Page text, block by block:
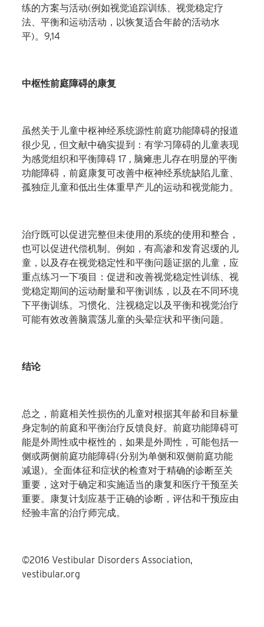
练的方案与活动(例如视觉追踪训练、视觉稳定疗
法、平衡和运动活动，以恢复适合年龄的活动水
平)。9,14
中枢性前庭障碍的康复
虽然关于儿童中枢神经系统源性前庭功能障碍的报道
很少见，但文献中确实提到 ：有学习障碍的儿童表现
为感觉组织和平衡障碍17 , 脑瘫患儿存在明显的平衡
功能障碍，前庭康复可改善中枢神经系统缺陷儿童、
孤独症儿童和低出生体重早产儿的运动和视觉能力。
治疗既可以促进完整但未使用的系统的使用和整合，
也可以促进代偿机制。例如，有高渗和发育迟缓的儿
童，以及存在视觉稳定性和平衡问题证据的儿童，应
重点练习一下项目：促进和改善视觉稳定性训练、视
觉稳定期间的运动耐量和平衡训练，以及在不同环境
下平衡训练。习惯化、注视稳定以及平衡和视觉治疗
可能有效改善脑震荡儿童的头晕症状和平衡问题。
结论
总之，前庭相关性损伤的儿童对根据其年龄和目标量
身定制的前庭和平衡治疗反馈良好。前庭功能障碍可
能是外周性或中枢性的，如果是外周性，可能包括一
侧或两侧前庭功能障碍(分别为单侧和双侧前庭功能
减退)。全面体征和症状的检查对于精确的诊断至关
重要，这对于确定和实施适当的康复和医疗干预至关
重要。康复计划应基于正确的诊断，评估和干预应由
经验丰富的治疗师完成。
©2016 Vestibular Disorders Association,
vestibular.org